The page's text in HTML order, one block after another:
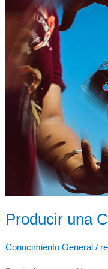
Producir una
Conocimiento General /
Canción